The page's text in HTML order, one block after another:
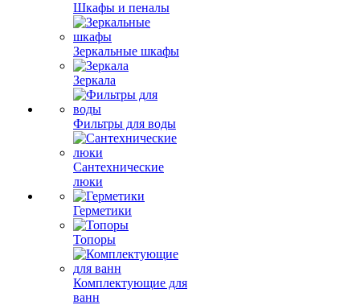
Шкафы и пеналы
Зеркальные шкафы
Зеркала
Фильтры для воды
Сантехнические
люки
Герметики
Топоры
Комплектующие для
ванн